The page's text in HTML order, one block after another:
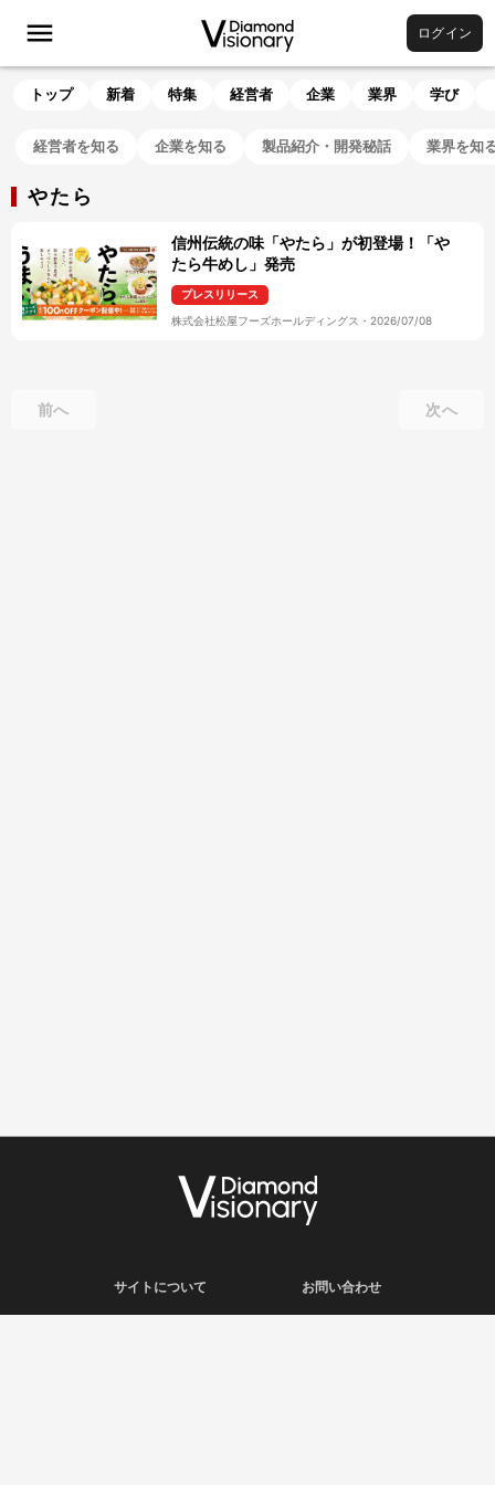
ログイン
トップ 新着 特集 経営者 企業 業界 学び
経営者を知る 企業を知る 製品紹介・開発秘話 業界を知
やたら
信州伝統の味「やたら」が初登場！「や
たら牛めし」発売
プレスリリース
株式会社松屋フーズホールディングス ・ 2026/07/08
前へ 次へ
サイトについて お問い合わせ